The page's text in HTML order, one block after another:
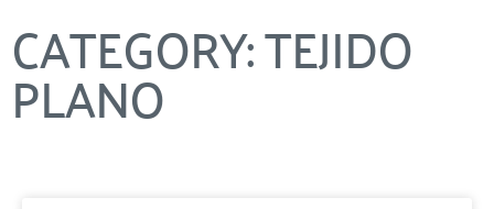
CATEGORY: TEJIDO
PLANO